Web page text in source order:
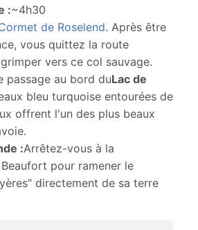
:~4h30
de Roselend. Après être
vous quittez la route
vers ce col sauvage.
passage au bord duLac de
bleu turquoise entourées de
offrent l'un des plus beaux
:Arrêtez-vous à la
pour ramener le
directement de sa terre